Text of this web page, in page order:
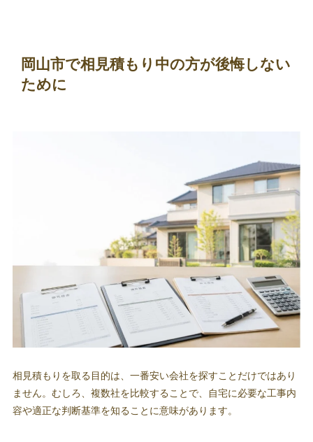
岡山市で相見積もり中の方が後悔しない
ために
相見積もりを取る目的は、一番安い会社を探すことだけではあり
ません。むしろ、複数社を比較することで、自宅に必要な工事内
容や適正な判断基準を知ることに意味があります。